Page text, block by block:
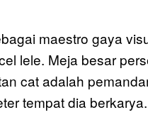
maestro gaya
lele. Meja besar
cat adalah
tempat dia berkarya.